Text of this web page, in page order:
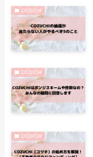
COZUCHI
COZUCHI
COZUCHI